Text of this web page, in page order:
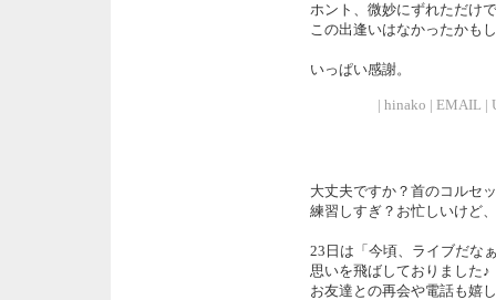
ホント、微妙にずれただけ
この出逢いはなかったかも
いっぱい感謝。
| hinako | EMAIL |
大丈夫ですか？首のコルセ
練習しすぎ？お忙しいけど
23日は「今頃、ライブだな
思いを飛ばしておりました♪
お友達との再会や電話も嬉